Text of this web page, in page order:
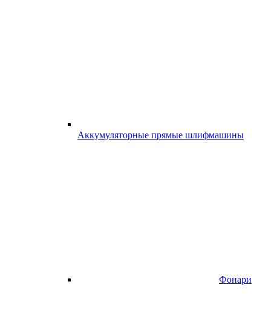
Аккумуляторные прямые шлифмашины
Фонари